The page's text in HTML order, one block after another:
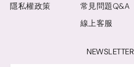
隱私權政策
常見問題Q&A
線上客服
NEWSLETTER